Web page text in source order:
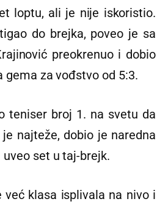
loptu, ali je nije iskoristio.
do brejka, poveo je sa
preokrenuo i dobio
gema za vođstvo od 5:3.
teniser broj 1. na svetu da
najteže, dobio je naredna
set u taj-brejk.
već klasa isplivala na nivo i